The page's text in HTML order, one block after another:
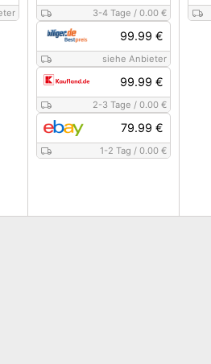
3-4 Tage /0.00 €
99.99 €
siehe Anbieter
99.99 €
2-3 Tage /0.00 €
79.99 €
1-2 Tag /0.00 €